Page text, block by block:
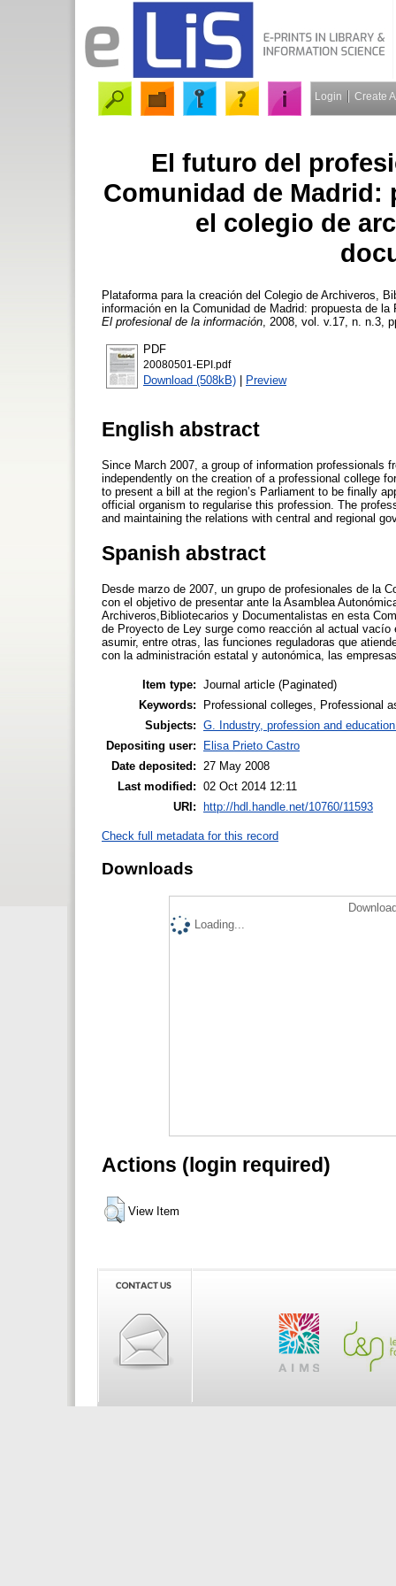
Login Create
El futuro del
Comunidad de Madrid:
el colegio de
Plataforma para la creación del Colegio de Archiveros,
información en la Comunidad de Madrid: propuesta de
El profesional de la información , 2008, vol. v.17, n. n.3,
PDF
20080501-EPI.pdf
Download (508kB) | Preview
English abstract
Since March 2007, a group of information professionals
independently on the creation of a professional college
to present a bill at the region’s Parliament to be finally
official organism to regularise this profession. The
and maintaining the relations with central and regional
Spanish abstract
Desde marzo de 2007, un grupo de profesionales de la
con el objetivo de presentar ante la Asamblea
Archiveros,Bibliotecarios y Documentalistas en esta
de Proyecto de Ley surge como reacción al actual
asumir, entre otras, las funciones reguladoras que
con la administración estatal y autonómica, las
Item type: Journal article (Paginated)
Keywords:
Professional colleges, Professional
Subjects: G. Industry, profession and
Depositing user:
Elisa Prieto Castro
Date deposited:
27 May 2008
Last modified: 02 Oct 2014 12:11
URI:
http://hdl.handle.net/10760/11593
Check full metadata for this record
Downloads
Loading...
Actions (login required)
View Item